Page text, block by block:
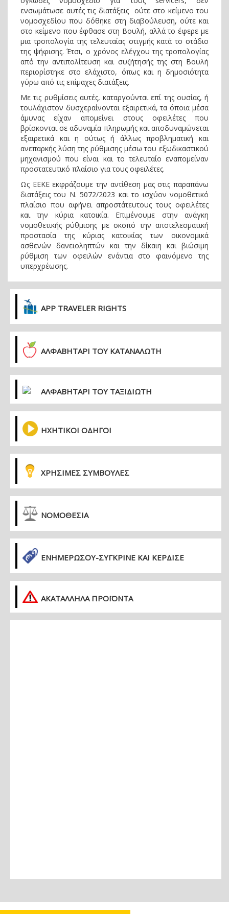
ενσωμάτωσε αυτές τις διατάξεις ούτε στο κείμενο του
νομοσχεδίου που δόθηκε στη διαβούλευση, ούτε και
στο κείμενο που έφθασε στη Βουλή, αλλά το έφερε με
μια τροπολογία της τελευταίας στιγμής κατά το στάδιο
της ψήφισης. Έτσι, ο χρόνος ελέγχου της τροπολογίας
από την αντιπολίτευση και συζήτησής της στη Βουλή
περιορίστηκε στο ελάχιστο, όπως και η δημοσιότητα
γύρω από τις επίμαχες διατάξεις.
Με τις ρυθμίσεις αυτές, καταργούνται επί της ουσίας, ή
τουλάχιστον δυσχεραίνονται εξαιρετικά, τα όποια μέσα
άμυνας είχαν απομείνει στους οφειλέτες που
βρίσκονται σε αδυναμία πληρωμής και αποδυναμώνεται
εξαιρετικά και η ούτως ή άλλως προβληματική και
ανεπαρκής λύση της ρύθμισης μέσω του εξωδικαστικού
μηχανισμού που είναι και το τελευταίο εναπομείναν
προστατευτικό πλαίσιο για τους οφειλέτες.
Ως ΕΕΚΕ εκφράζουμε την αντίθεση μας στις παραπάνω
διατάξεις του Ν. 5072/2023 και το ισχύον νομοθετικό
πλαίσιο που αφήνει απροστάτευτους τους οφειλέτες
και την κύρια κατοικία. Επιμένουμε στην ανάγκη
νομοθετικής ρύθμισης με σκοπό την αποτελεσματική
προστασία της κύριας κατοικίας των οικονομικά
ασθενών δανειοληπτών και την δίκαιη και βιώσιμη
ρύθμιση των οφειλών ενάντια στο φαινόμενο της
υπερχρέωσης.
APP TRAVELER RIGHTS
ΑΛΦΑΒΗΤΑΡΙ ΤΟΥ ΚΑΤΑΝΑΛΩΤΗ
ΑΛΦΑΒΗΤΑΡΙ ΤΟΥ ΤΑΞΙΔΙΩΤΗ
ΗΧΗΤΙΚΟΙ ΟΔΗΓΟΙ
ΧΡΗΣΙΜΕΣ ΣΥΜΒΟΥΛΕΣ
ΝΟΜΟΘΕΣΙΑ
ΕΝΗΜΕΡΏΣΟΥ-ΣΎΓΚΡΙΝΕ ΚΑΙ ΚΈΡΔΙΣΕ
ΑΚΑΤΑΛΛΗΛΑ ΠΡΟΪΟΝΤΑ